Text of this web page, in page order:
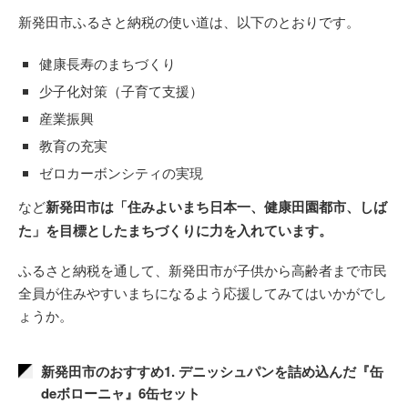
新発田市ふるさと納税の使い道は、以下のとおりです。
健康長寿のまちづくり
少子化対策（子育て支援）
産業振興
教育の充実
ゼロカーボンシティの実現
など新発田市は「住みよいまち日本一、健康田園都市、しば
た」を目標としたまちづくりに力を入れています。
ふるさと納税を通して、新発田市が子供から高齢者まで市民
全員が住みやすいまちになるよう応援してみてはいかがでし
ょうか。
新発田市のおすすめ1. デニッシュパンを詰め込んだ『缶
deボローニャ』6缶セット